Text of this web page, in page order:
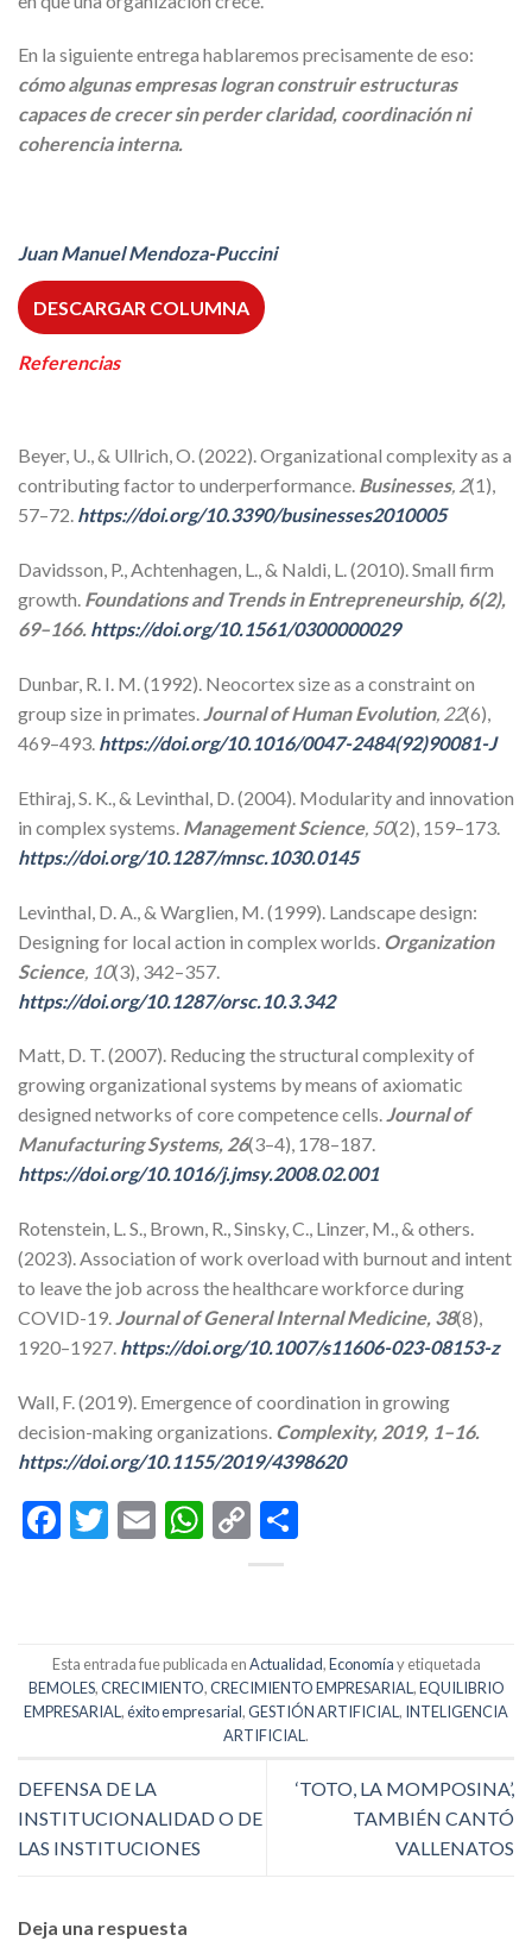
En la siguiente entrega hablaremos precisamente de eso:
cómo algunas empresas logran construir estructuras
capaces de crecer sin perder claridad, coordinación ni
coherencia interna.
Juan Manuel Mendoza-Puccini
DESCARGAR COLUMNA
Referencias
Beyer, U., & Ullrich, O. (2022). Organizational complexity as a
contributing factor to underperformance. Businesses, 2(1),
57–72. https://doi.org/10.3390/businesses2010005
Davidsson, P., Achtenhagen, L., & Naldi, L. (2010). Small firm
growth. Foundations and Trends in Entrepreneurship, 6(2),
69–166. https://doi.org/10.1561/0300000029
Dunbar, R. I. M. (1992). Neocortex size as a constraint on
group size in primates. Journal of Human Evolution, 22(6),
469–493. https://doi.org/10.1016/0047-2484(92)90081-J
Ethiraj, S. K., & Levinthal, D. (2004). Modularity and innovation
in complex systems. Management Science, 50(2), 159–173.
https://doi.org/10.1287/mnsc.1030.0145
Levinthal, D. A., & Warglien, M. (1999). Landscape design:
Designing for local action in complex worlds. Organization
Science, 10(3), 342–357.
https://doi.org/10.1287/orsc.10.3.342
Matt, D. T. (2007). Reducing the structural complexity of
growing organizational systems by means of axiomatic
designed networks of core competence cells. Journal of
Manufacturing Systems, 26(3–4), 178–187.
https://doi.org/10.1016/j.jmsy.2008.02.001
Rotenstein, L. S., Brown, R., Sinsky, C., Linzer, M., & others.
(2023). Association of work overload with burnout and intent
to leave the job across the healthcare workforce during
COVID-19. Journal of General Internal Medicine, 38(8),
1920–1927. https://doi.org/10.1007/s11606-023-08153-z
Wall, F. (2019). Emergence of coordination in growing
decision-making organizations. Complexity, 2019, 1–16.
https://doi.org/10.1155/2019/4398620
Facebook
Twitter
EmailWhatsApp
Copy
Link
Esta entrada fue publicada enActualidad,Economíay etiquetada
BEMOLES,CRECIMIENTO,CRECIMIENTO EMPRESARIAL ,EQUILIBRIO
EMPRESARIAL ,éxito empresarial,GESTIÓN ARTIFICIAL , INTELIGENCIA
ARTIFICIAL .
DEFENSA DE LA
INSTITUCIONALIDAD O DE
LAS INSTITUCIONES
‘TOTO, LA MOMPOSINA’,
TAMBIÉN CANTÓ
VALLENATOS
Deja una respuesta